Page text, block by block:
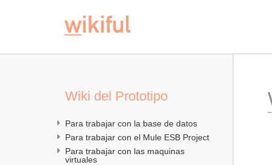
Wiki del Prototipo
Para trabajar con la base de datos
Para trabajar con el Mule ESB Project
Para trabajar con las maquinas
virtuales